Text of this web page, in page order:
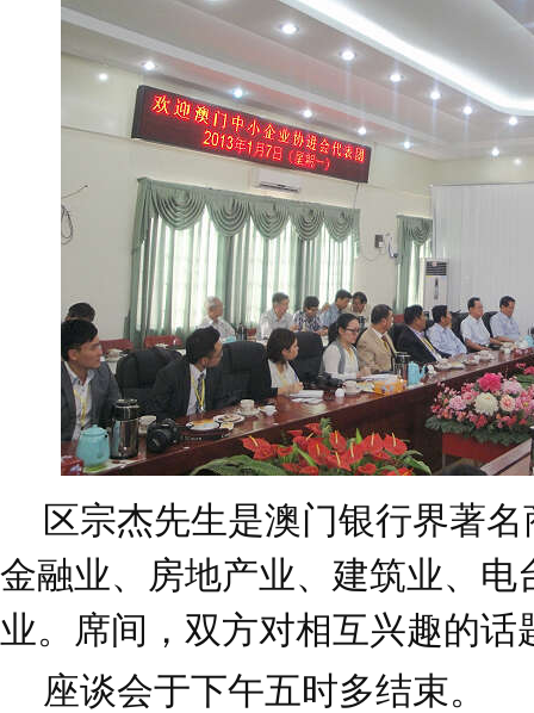
区宗杰先生是澳门银行界著名
金融业、房地产业、建筑业、电
业。席间，双方对相互兴趣的话
座谈会于下午五时多结束。